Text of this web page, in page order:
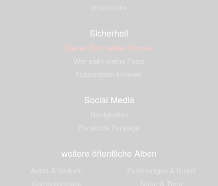
Sicherheit
Dieses Bild melden (Abuse)
Social Media
weitere öffentliche Alben